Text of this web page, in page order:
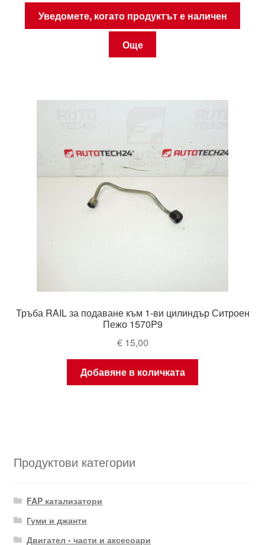
Уведомете, когато продуктът е наличен
Още
Тръба RAIL за подаване към 1-ви цилиндър Ситроен
Пежо 1570P9
€15,00
Добавяне в количката
Продуктови категории
FAP катализатори
Гуми и джанти
Двигател - части и аксесоари